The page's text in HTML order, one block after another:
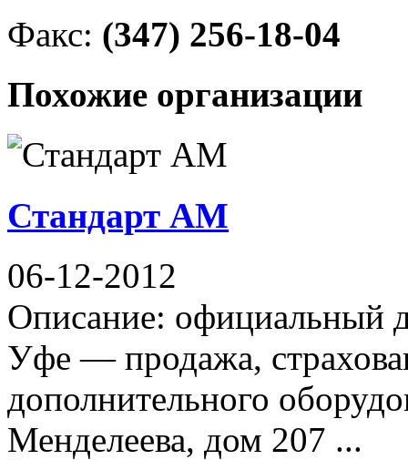
Факс: (347) 256-18-04
Похожие организации
Стандарт АМ
06-12-2012
Описание: официальный
Уфе — продажа,
дополнительного
Менделеева, дом 207 ...